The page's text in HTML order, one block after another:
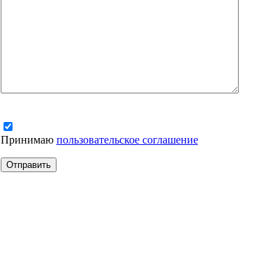
Принимаю пользовательское соглашение